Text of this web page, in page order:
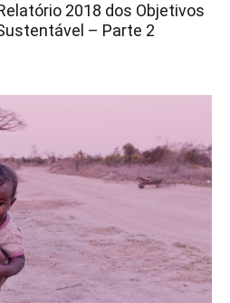
2018 dos Objetivos
– Parte 2